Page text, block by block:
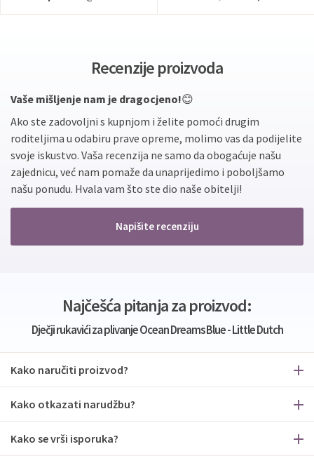
Recenzije proizvoda
Vaše mišljenje nam je dragocjeno!😊
Ako ste zadovoljni s kupnjom i želite pomoći drugim
roditeljima u odabiru prave opreme, molimo vas da podijelite
svoje iskustvo. Vaša recenzija ne samo da obogaćuje našu
zajednicu, već nam pomaže da unaprijedimo i poboljšamo
našu ponudu. Hvala vam što ste dio naše obitelji!
Napišite recenziju
Najčešća pitanja za proizvod:
Dječji rukavići za plivanje Ocean Dreams Blue - Little Dutch
Kako naručiti proizvod?
Kako otkazati narudžbu?
Kako se vrši isporuka?